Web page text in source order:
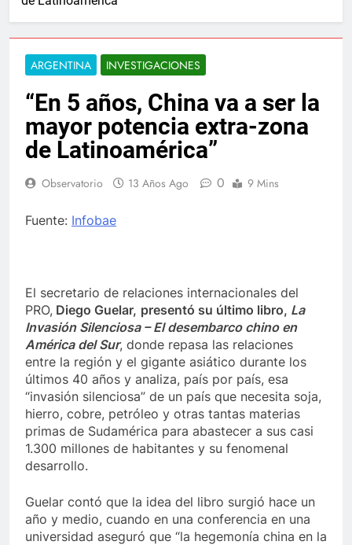
ARGENTINA INVESTIGACIONES
“En 5 años, China va a ser la
mayor potencia extra-zona
de Latinoamérica”
Observatorio 13 Años Ago 0 9 Mins
Fuente: Infobae
El secretario de relaciones internacionales del
PRO, Diego Guelar, presentó su último libro, La
Invasión Silenciosa – El desembarco chino en
América del Sur, donde repasa las relaciones
entre la región y el gigante asiático durante los
últimos 40 años y analiza, país por país, esa
“invasión silenciosa” de un país que necesita soja,
hierro, cobre, petróleo y otras tantas materias
primas de Sudamérica para abastecer a sus casi
1.300 millones de habitantes y su fenomenal
desarrollo.
Guelar contó que la idea del libro surgió hace un
año y medio, cuando en una conferencia en una
universidad aseguró que “la hegemonía china en la